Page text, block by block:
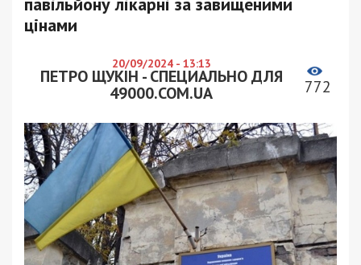
цінами
20/09/2024 - 13:13
ПЕТРО ЩУКІН - СПЕЦИАЛЬНО ДЛЯ
49000.COM.UA
772